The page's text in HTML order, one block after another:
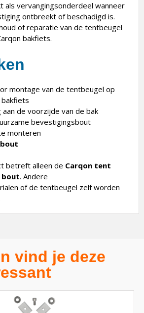
als vervangingsonderdeel wanneer
ontbreekt of beschadigd is.
of reparatie van de tentbeugel
bakfiets.
montage van de tentbeugel op
bakfiets
aan de voorzijde van de bak
bevestigingsbout
monteren
betreft alleen de Carqon tent
bout. Andere
of de tentbeugel zelf worden
vind je deze